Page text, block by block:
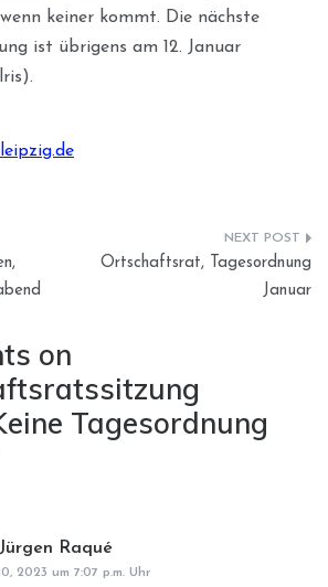
keiner kommt. Die nächste
ist übrigens am 12. Januar
Ortschaftsrat, Tagesordnung
Januar
on
Tagesordnung
Raqué
2023 um 7:07 p.m. Uhr